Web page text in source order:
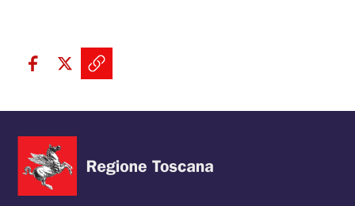
Condividi sui social:
Condividi su Facebook - apre
Condividi su X - apre una
Copia il link e condividi -